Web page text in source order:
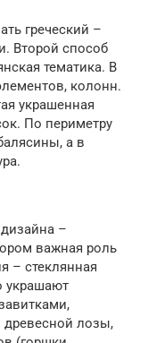
греческий –
Второй способ
тематика. В
колонн.
украшенная
По периметру
а в
–
важная роль
– стеклянная
украшают
лозы,